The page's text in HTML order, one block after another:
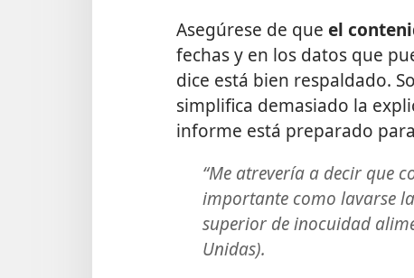
Asegúrese de que el
fechas y en los datos que
dice está bien respaldado.
simplifica demasiado la
informe está preparado
“Me atrevería a decir que
importante como lavarse
superior de inocuidad
Unidas).